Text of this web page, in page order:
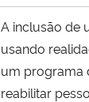
A inclusão de
usando
um programa
reabilitar